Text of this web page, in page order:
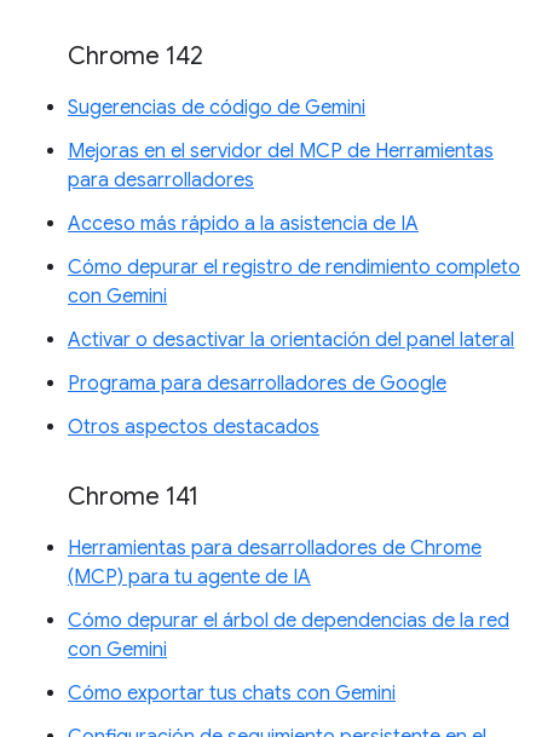
Chrome 142
Sugerencias de código de Gemini
Mejoras en el servidor del MCP de Herramientas
para desarrolladores
Acceso más rápido a la asistencia de IA
Cómo depurar el registro de rendimiento completo
con Gemini
Activar o desactivar la orientación del panel lateral
Programa para desarrolladores de Google
Otros aspectos destacados
Chrome 141
Herramientas para desarrolladores de Chrome
(MCP) para tu agente de IA
Cómo depurar el árbol de dependencias de la red
con Gemini
Cómo exportar tus chats con Gemini